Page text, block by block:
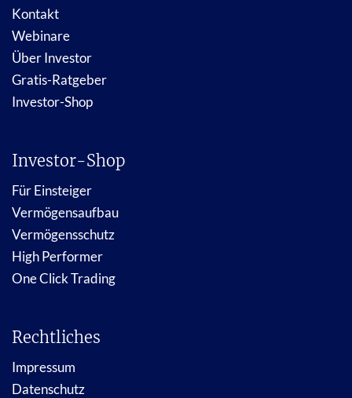
Kontakt
Webinare
Über Investor
Gratis-Ratgeber
Investor-Shop
Investor-Shop
Für Einsteiger
Vermögensaufbau
Vermögensschutz
High Performer
One Click Trading
Rechtliches
Impressum
Datenschutz